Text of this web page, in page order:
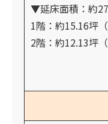
▼延床面積：約
1階：約15.16坪
2階：約12.13坪